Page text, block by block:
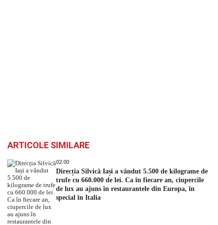
ARTICOLE SIMILARE
02:00
Direcția Silvică Iași a vândut 5.500 de kilograme de
trufe cu 660.000 de lei. Ca în fiecare an, ciupercile
de lux au ajuns în restaurantele din Europa, în
special în Italia